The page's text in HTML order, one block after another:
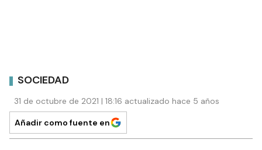
SOCIEDAD
31 de octubre de 2021 | 18:16 actualizado hace 5 años
Añadir como fuente en